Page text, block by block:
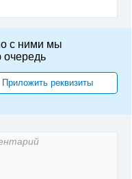
с ними мы
очередь
Приложить реквизиты